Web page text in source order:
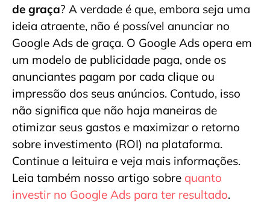
de graça? A verdade é que, embora seja uma
ideia atraente, não é possível anunciar no
Google Ads de graça. O Google Ads opera em
um modelo de publicidade paga, onde os
anunciantes pagam por cada clique ou
impressão dos seus anúncios. Contudo, isso
não significa que não haja maneiras de
otimizar seus gastos e maximizar o retorno
sobre investimento (ROI) na plataforma.
Continue a leituira e veja mais informações.
Leia também nosso artigo sobre quanto
investir no Google Ads para ter resultado.